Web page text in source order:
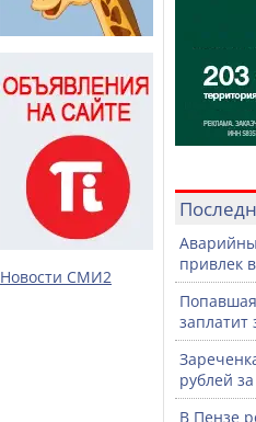
Новости СМИ2
привлек
заплатит
рублей
В Пензе